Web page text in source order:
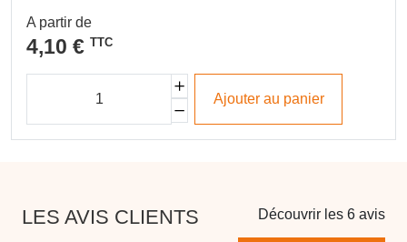
A partir de
4,10 € TTC
Ajouter au panier
LES AVIS CLIENTS Découvrir les 6 avis